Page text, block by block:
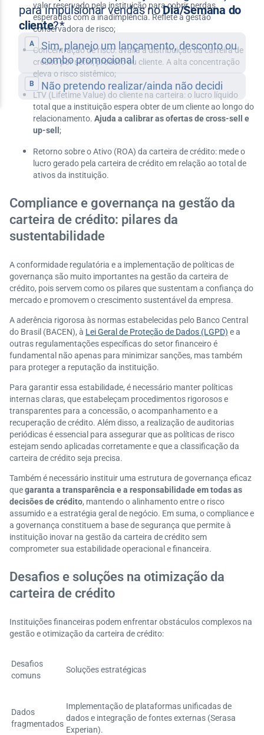
valor reservado pela instituição para cobrir perdas
esperadas com a inadimplência. Reflete a gestão
conservadora de risco;
Concentração de risco: avalia a distribuição da carteira de
crédito por setor, produto ou cliente. A alta concentração
eleva o risco sistêmico;
LTV (Lifetime Value) do cliente na carteira: o lucro líquido
total que a instituição espera obter de um cliente ao longo do
relacionamento. Ajuda a calibrar as ofertas de cross-sell e
up-sell ;
Retorno sobre o Ativo (ROA) da carteira de crédito: mede o
lucro gerado pela carteira de crédito em relação ao total de
ativos da instituição.
Compliance e governança na gestão da
carteira de crédito: pilares da
sustentabilidade
A conformidade regulatória e a implementação de políticas de
governança são muito importantes na gestão da carteira de
crédito, pois servem como os pilares que sustentam a confiança do
mercado e promovem o crescimento sustentável da empresa.
A aderência rigorosa às normas estabelecidas pelo Banco Central
do Brasil (BACEN), à Lei Geral de Proteção de Dados (LGPD) e a
outras regulamentações específicas do setor financeiro é
fundamental não apenas para minimizar sanções, mas também
para proteger a reputação da instituição.
Para garantir essa estabilidade, é necessário manter políticas
internas claras, que estabeleçam procedimentos rigorosos e
transparentes para a concessão, o acompanhamento e a
recuperação de crédito. Além disso, a realização de auditorias
periódicas é essencial para assegurar que as políticas de risco
estejam sendo aplicadas corretamente e que a classificação da
carteira de crédito seja precisa.
Também é necessário instituir uma estrutura de governança eficaz
quegaranta a transparência e a responsabilidade em todas as
decisões de crédito, mantendo o alinhamento entre o risco
assumido e a estratégia geral de negócio. Em suma, o compliance e
a governança constituem a base de segurança que permite à
instituição inovar na gestão da carteira de crédito sem
comprometer sua estabilidade operacional e financeira.
Desafios e soluções na otimização da
carteira de crédito
Instituições financeiras podem enfrentar obstáculos complexos na
gestão e otimização da carteira de crédito:
Desafios
comuns
Soluções estratégicas
Dados
fragmentados
Implementação de plataformas unificadas de
dados e integração de fontes externas (Serasa
Experian).